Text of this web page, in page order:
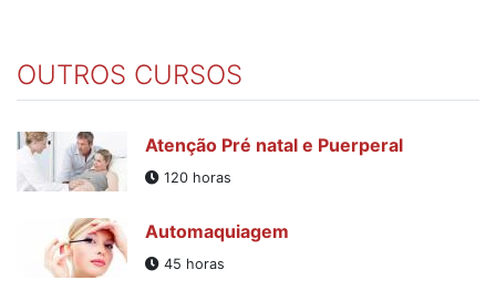
OUTROS CURSOS
Atenção Pré natal e Puerperal
120 horas
Automaquiagem
45 horas